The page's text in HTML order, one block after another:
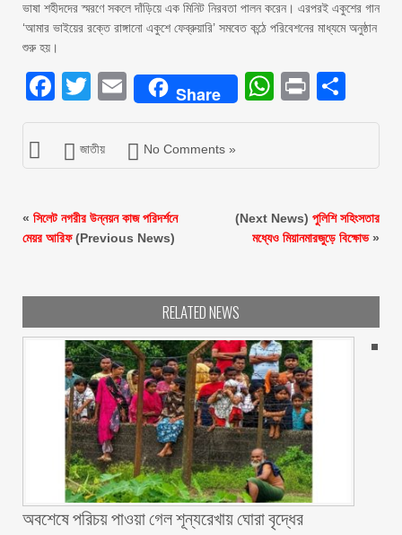
ভাষা শহীদদের স্মরণে সকলে দাঁড়িয়ে এক মিনিট নিরবতা পালন করেন। এরপরই একুশের গান
‘আমার ভাইয়ের রক্তে রাঙ্গানো একুশে ফেব্রুয়ারি’ সমবেত কন্ঠে পরিবেশনের মাধ্যমে অনুষ্ঠান
শুরু হয়।
Facebook
Twitter
EmailShare Print
জাতীয় No Comments »
« সিলেট নগরীর উন্নয়ন কাজ পরিদর্শনে
মেয়র আরিফ(Previous News)
(Next News) পুলিশি সহিংসতার
মধ্যেও মিয়ানমারজুড়ে বিক্ষোভ»
RELATED NEWS
অবশেষে পরিচয় পাওয়া গেল শূন্যরেখায় ঘোরা বৃদ্ধের